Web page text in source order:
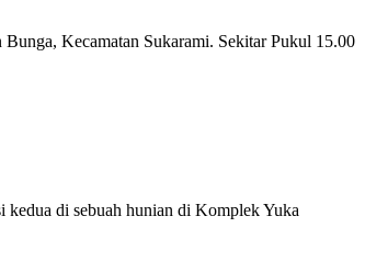
Kecamatan Sukarami. Sekitar Pukul 15.00
kedua di sebuah hunian di Komplek Yuka